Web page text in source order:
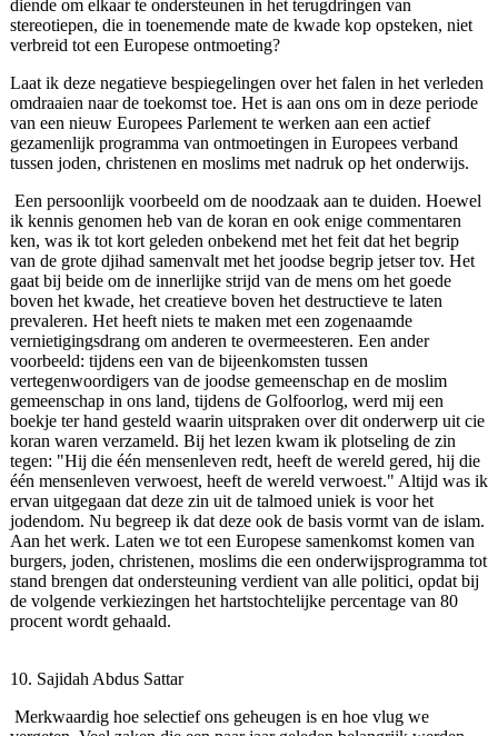
diende om elkaar te ondersteunen in het terugdringen van
stereotiepen, die in toenemende mate de kwade kop opsteken, niet
verbreid tot een Europese ontmoeting?
Laat ik deze negatieve bespiegelingen over het falen in het verleden
omdraaien naar de toekomst toe. Het is aan ons om in deze periode
van een nieuw Europees Parlement te werken aan een actief
gezamenlijk programma van ontmoetingen in Europees verband
tussen joden, christenen en moslims met nadruk op het onderwijs.
Een persoonlijk voorbeeld om de noodzaak aan te duiden. Hoewel
ik kennis genomen heb van de koran en ook enige commentaren
ken, was ik tot kort geleden onbekend met het feit dat het begrip
van de grote djihad samenvalt met het joodse begrip jetser tov. Het
gaat bij beide om de innerlijke strijd van de mens om het goede
boven het kwade, het creatieve boven het destructieve te laten
prevaleren. Het heeft niets te maken met een zogenaamde
vernietigingsdrang om anderen te overmeesteren. Een ander
voorbeeld: tijdens een van de bijeenkomsten tussen
vertegenwoordigers van de joodse gemeenschap en de moslim
gemeenschap in ons land, tijdens de Golfoorlog, werd mij een
boekje ter hand gesteld waarin uitspraken over dit onderwerp uit cie
koran waren verzameld. Bij het lezen kwam ik plotseling de zin
tegen: "Hij die één mensenleven redt, heeft de wereld gered, hij die
één mensenleven verwoest, heeft de wereld verwoest." Altijd was ik
ervan uitgegaan dat deze zin uit de talmoed uniek is voor het
jodendom. Nu begreep ik dat deze ook de basis vormt van de islam.
Aan het werk. Laten we tot een Europese samenkomst komen van
burgers, joden, christenen, moslims die een onderwijsprogramma tot
stand brengen dat ondersteuning verdient van alle politici, opdat bij
de volgende verkiezingen het hartstochtelijke percentage van 80
procent wordt gehaald.
10. Sajidah Abdus Sattar
Merkwaardig hoe selectief ons geheugen is en hoe vlug we